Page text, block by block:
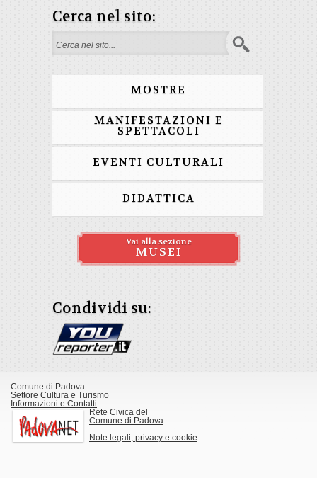
Cerca nel sito:
Form di ricerca
MOSTRE
MANIFESTAZIONI E
SPETTACOLI
EVENTI CULTURALI
DIDATTICA
Vai alla sezione
MUSEI
Condividi su:
Comune di Padova
Settore Cultura e Turismo
Informazioni e Contatti
Rete Civica del
Comune di Padova
Note legali, privacy e cookie